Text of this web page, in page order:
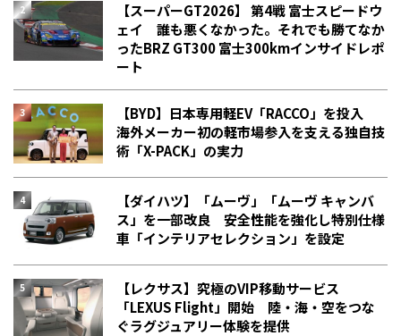
【スーパーGT2026】 第4戦 富士スピードウ
ェイ 誰も悪くなかった。それでも勝てなか
った――BRZ GT300 富士300kmインサイドレポ
ート
【BYD】日本専用軽EV「RACCO」を投入
海外メーカー初の軽市場参入を支える独自技
術「X-PACK」の実力
【ダイハツ】「ムーヴ」「ムーヴ キャンバ
ス」を一部改良 安全性能を強化し特別仕様
車「インテリアセレクション」を設定
【レクサス】究極のVIP移動サービス
「LEXUS Flight」開始 陸・海・空をつな
ぐラグジュアリー体験を提供